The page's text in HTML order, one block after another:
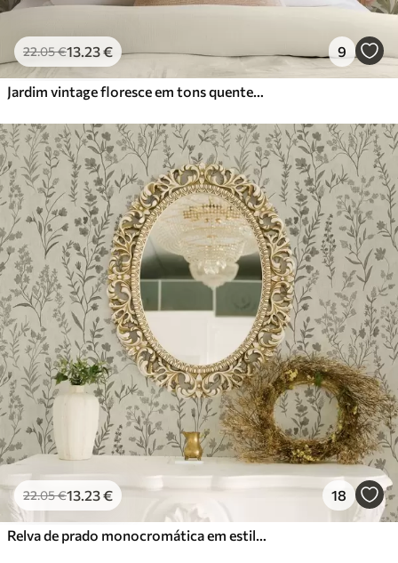
22.05€13.23€ 9
Jardim vintage floresce em tons quentes de terracota e pêssego
22.05€13.23€ 18
Relva de prado monocromática em estilo vintage